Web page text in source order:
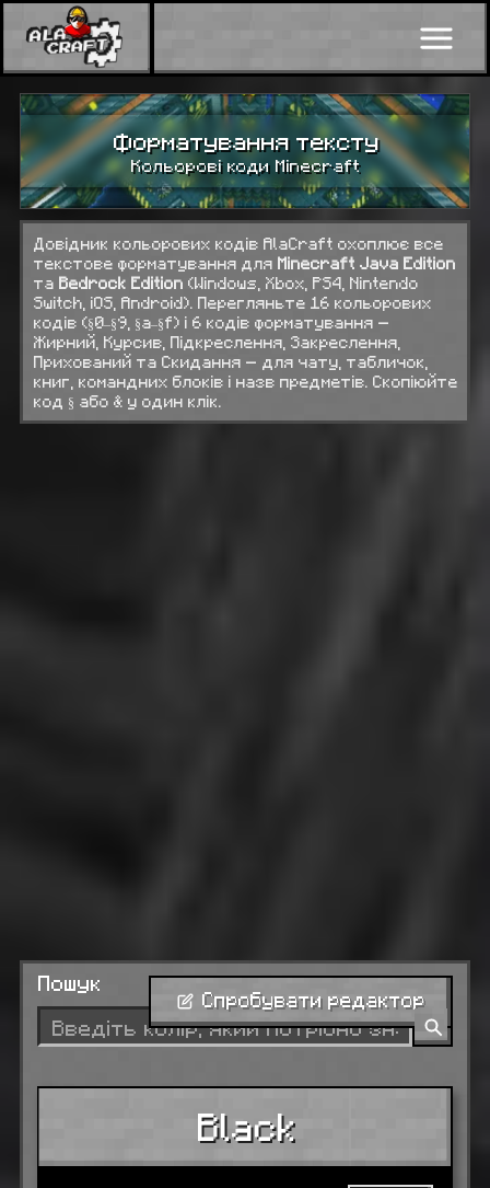
Форматування тексту
Кольорові коди Minecraft
Довідник кольорових кодів AlaCraft охоплює все
текстове форматування для Minecraft Java Edition
та Bedrock Edition (Windows, Xbox, PS4, Nintendo
Switch, iOS, Android). Перегляньте 16 кольорових
кодів (§0–§9, §a–§f) і 6 кодів форматування —
Жирний, Курсив, Підкреслення, Закреслення,
Прихований та Скидання — для чату, табличок,
книг, командних блоків і назв предметів. Скопіюйте
код § або & у один клік.
Спробувати редактор
Пошук
Black